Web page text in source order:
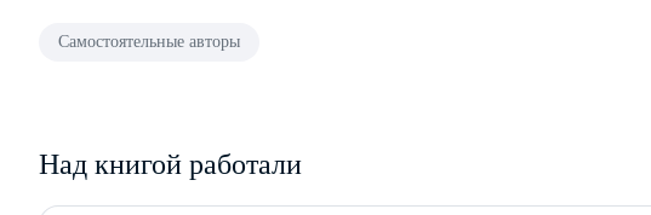
Самостоятельные авторы
Над книгой работали